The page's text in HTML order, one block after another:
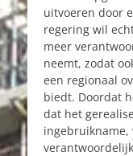
uitvoeren door
regering wil
meer
neemt, zodat
een regionaal
biedt. Doordat
dat het